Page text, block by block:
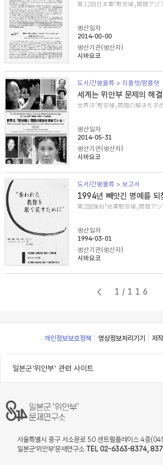
생산일자
2014-00-00
생산기관(생산자)
시바요코
도서/간행물류 > 리플렛/팜플렛
세계는 위안부 문제의 해
世界は「慰安婦」問題の解決を求
생산일자
2014-05-31
생산기관(생산자)
시바요코
도서/간행물류 > 보고서
1994년 빼앗긴 명예를 되
第2回強制「従軍慰安婦」問題ア
생산일자
1994-03-01
생산기관(생산자)
시바요코
1/116
Footer
개인정보보호정책 영상정보처리기기 저
일본군'위안부' 관련 사이트
서울특별시 중구 서소문로 50 센트럴플레이스 4층
일본군‘위안부’문제연구소 TEL 02-6363-8374,